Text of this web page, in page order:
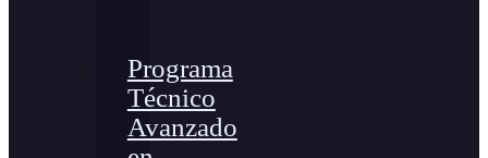
Programa
Técnico
Avanzado